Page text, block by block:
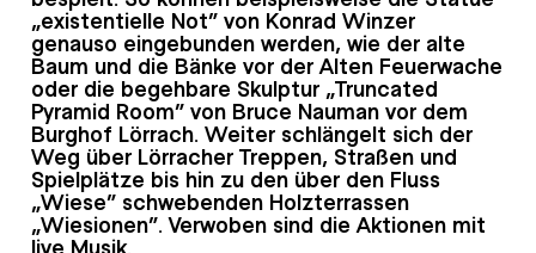
„existentielle Not“ von Konrad Winzer
genauso eingebunden werden, wie der alte
Baum und die Bänke vor der Alten Feuerwache
oder die begehbare Skulptur „Truncated
Pyramid Room“ von Bruce Nauman vor dem
Burghof Lörrach. Weiter schlängelt sich der
Weg über Lörracher Treppen, Straßen und
Spielplätze bis hin zu den über den Fluss
„Wiese“ schwebenden Holzterrassen
„Wiesionen“. Verwoben sind die Aktionen mit
live Musik.